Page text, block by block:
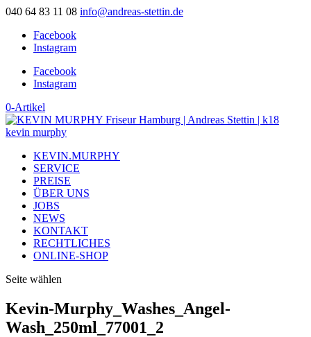
040 64 83 11 08 info@andreas-stettin.de
Facebook
Instagram
Facebook
Instagram
0-Artikel
KEVIN.MURPHY
SERVICE
PREISE
ÜBER UNS
JOBS
NEWS
KONTAKT
RECHTLICHES
ONLINE-SHOP
Seite wählen
Kevin-Murphy_Washes_Angel-
Wash_250ml_77001_2